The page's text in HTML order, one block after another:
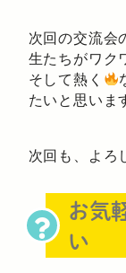
次回の交流会
生たちがワク
そして熱く
たいと思いま
次回も、よろ
お気
い